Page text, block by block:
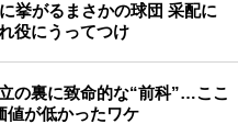
挙がるまさかの球団 采配に
役にうってつけ
の裏に致命的な“前科”…ここ
値が低かったワケ